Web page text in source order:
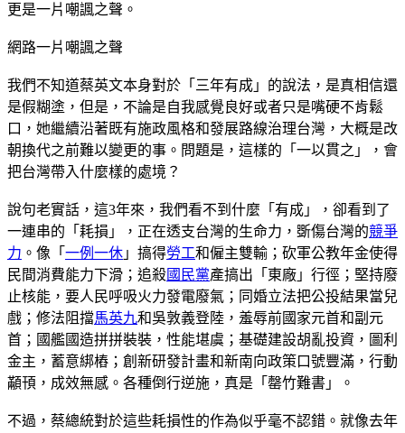
更是一片嘲諷之聲。
網路一片嘲諷之聲
我們不知道蔡英文本身對於「三年有成」的說法，是真相信還
是假糊塗，但是，不論是自我感覺良好或者只是嘴硬不肯鬆
口，她繼續沿著既有施政風格和發展路線治理台灣，大概是改
朝換代之前難以變更的事。問題是，這樣的「一以貫之」，會
把台灣帶入什麼樣的處境？
說句老實話，這3年來，我們看不到什麼「有成」，卻看到了
一連串的「耗損」，正在透支台灣的生命力，斲傷台灣的競爭
力 。像「 一例一休 」搞得勞工和僱主雙輸；砍軍公教年金使得
民間消費能力下滑；追殺國民黨產搞出「東廠」行徑；堅持廢
止核能，要人民呼吸火力發電廢氣；同婚立法把公投結果當兒
戲；修法阻擋馬英九和吳敦義登陸，羞辱前國家元首和副元
首；國艦國造拼拼裝裝，性能堪虞；基礎建設胡亂投資，圖利
金主，蓄意綁樁；創新研發計畫和新南向政策口號豐滿，行動
顢頇，成效無感。各種倒行逆施，真是「罄竹難書」。
不過，蔡總統對於這些耗損性的作為似乎毫不認錯。就像去年